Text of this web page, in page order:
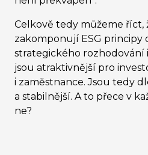
Celkově tedy můžeme říct,
zakomponují ESG principy
strategického rozhodování
jsou atraktivnější pro
i zaměstnance. Jsou tedy
a stabilnější. A to přece v
ne?